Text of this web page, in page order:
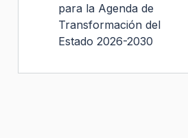
para la Agenda de
Transformación del
Estado 2026-2030